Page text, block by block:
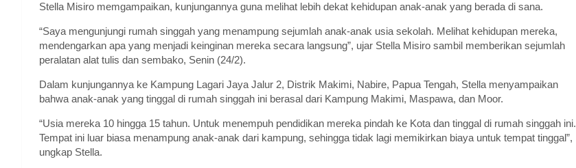
Stella Misiro memgampaikan, kunjungannya guna melihat lebih dekat kehidupan anak-anak yang berada di sana.
“Saya mengunjungi rumah singgah yang menampung sejumlah anak-anak usia sekolah. Melihat kehidupan mereka,
mendengarkan apa yang menjadi keinginan mereka secara langsung”, ujar Stella Misiro sambil memberikan sejumlah
peralatan alat tulis dan sembako, Senin (24/2).
Dalam kunjungannya ke Kampung Lagari Jaya Jalur 2, Distrik Makimi, Nabire, Papua Tengah, Stella menyampaikan
bahwa anak-anak yang tinggal di rumah singgah ini berasal dari Kampung Makimi, Maspawa, dan Moor.
“Usia mereka 10 hingga 15 tahun. Untuk menempuh pendidikan mereka pindah ke Kota dan tinggal di rumah singgah ini.
Tempat ini luar biasa menampung anak-anak dari kampung, sehingga tidak lagi memikirkan biaya untuk tempat tinggal”,
ungkap Stella.